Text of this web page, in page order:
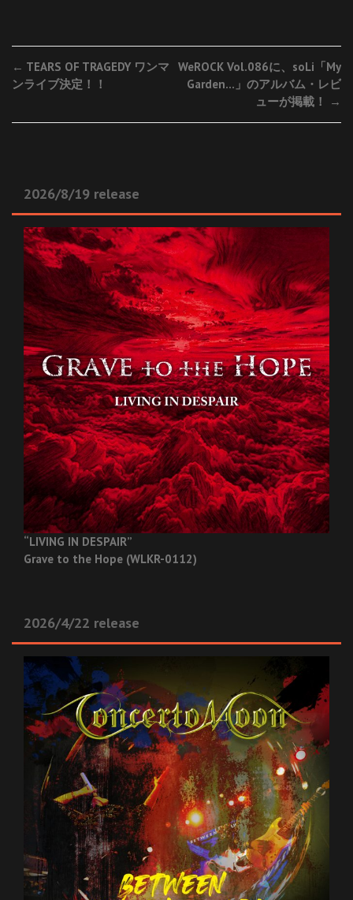
Post
navigation
← TEARS OF TRAGEDY ワンマ
ンライブ決定！！
WeROCK Vol.086に、soLi「My
Garden…」のアルバム・レビ
ューが掲載！
→
2026/8/19 release
“LIVING IN DESPAIR”
Grave to the Hope (WLKR-0112)
2026/4/22 release